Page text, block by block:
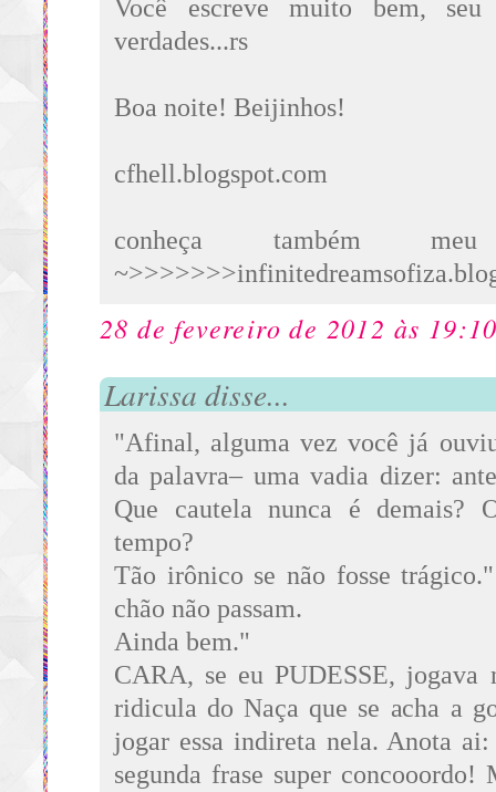
Você escreve muito bem,
verdades...rs
Boa noite! Beijinhos!
cfhell.blogspot.com
conheça também
28 de fevereiro de 2012 às
Larissa disse...
"Afinal, alguma vez você já
da palavra– uma vadia dizer:
Que cautela nunca é demais?
tempo?
Tão irônico se não fosse
chão não passam.
Ainda bem."
CARA, se eu PUDESSE, jogava
ridicula do Naça que se acha a
jogar essa indireta nela. Anota
segunda frase super